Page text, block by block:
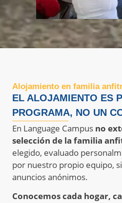
Alojamiento en familia
EL ALOJAMIENTO ES
PROGRAMA, NO UN
En Language Campus no
selección de la familia
elegido, evaluado
por nuestro propio equipo,
anuncios anónimos.
Conocemos cada hogar,